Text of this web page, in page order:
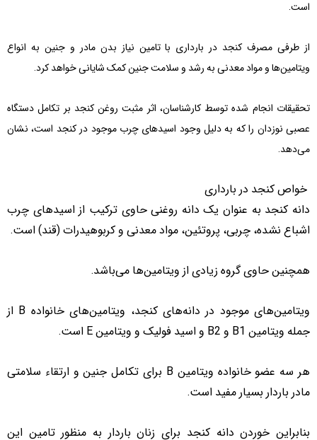
است.
از طرفی مصرف کنجد در بارداری با تامین نیاز بدن مادر و جنین به انواع
ویتامینها و مواد معدنی به رشد و سلامت جنین کمک شایانی خواهد کرد.
تحقیقات انجام شده توسط کارشناسان، اثر مثبت روغن کنجد بر تکامل دستگاه
عصبی نوزدان را که به دلیل وجود اسیدهای چرب موجود در کنجد است، نشان
میدهد.
خواص کنجد در بارداری
دانه کنجد به عنوان یک دانه روغنی حاوی ترکیب از اسیدهای چرب
اشباع نشده، چربی، پروتئین، مواد معدنی و کربوهیدرات (قند) است.
همچنین حاوی گروه زیادی از ویتامینها می‌باشد.
ویتامین‌های موجود در دانههای کنجد، ویتامین‌های خانواده Bاز
جمله ویتامینB1و B2و اسید فولیک و ویتامینEاست.
هر سه عضو خانواده ویتامین Bبرای تکامل جنین و ارتقاء سلامتی
مادر باردار بسیار مفید است.
بنابراین خوردن دانه کنجد برای زنان باردار به منظور تامین این